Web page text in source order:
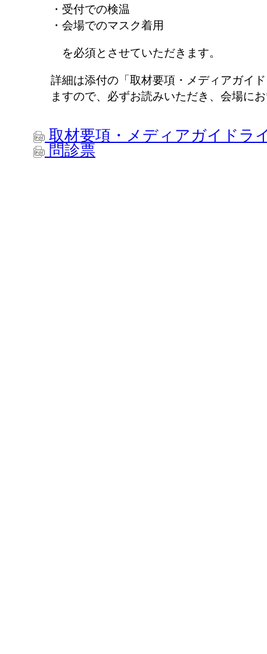
・受付での検温
・会場でのマスク着用
を必須とさせていただきます。
詳細は添付の「取材要項・メディアガイ
ますので、必ずお読みいただき、会場に
取材要項・メディアガイドラ
問診票